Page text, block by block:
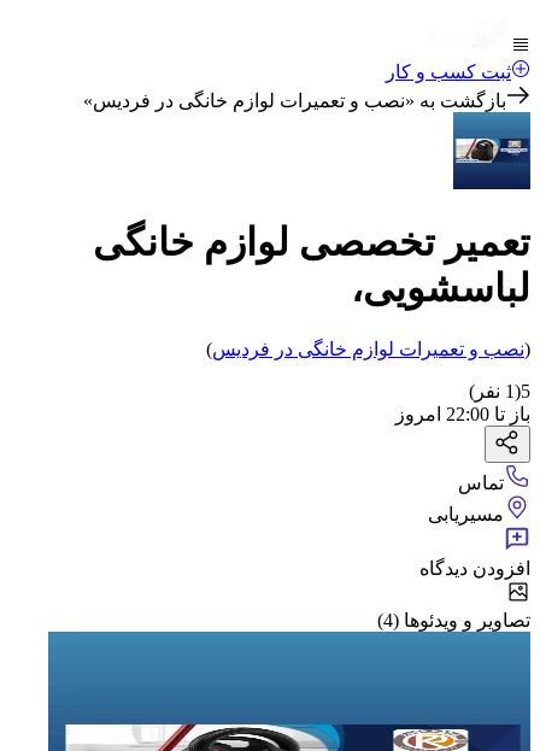
ثبت کسب و کار
بازگشت به «نصب و تعمیرات لوازم خانگی در فردیس»
تعمیر تخصصی لوازم خانگی
لباسشویی،
(نصب و تعمیرات لوازم خانگی در فردیس)
5
(
1 نفر)
باز تا 22:00 امروز
تماس
مسیریابی
افزودن دیدگاه
تصاویر و ویدئوها (4)